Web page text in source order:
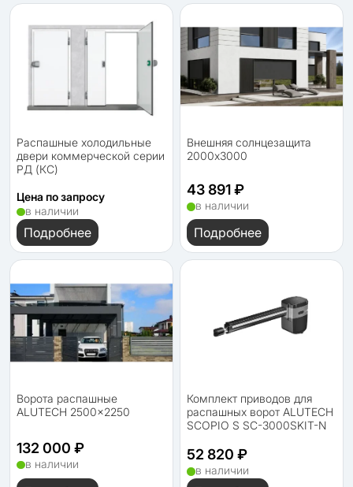
Распашные холодильные
двери коммерческой серии
РД (КС)
Цена по запросу
в наличии
Подробнее
Внешняя солнцезащита
2000х3000
43 891 ₽
в наличии
Подробнее
Ворота распашные
ALUTECH 2500×2250
132 000 ₽
в наличии
Комплект приводов для
распашных ворот ALUTECH
SCOPIO S SC-3000SKIT-N
52 820 ₽
в наличии